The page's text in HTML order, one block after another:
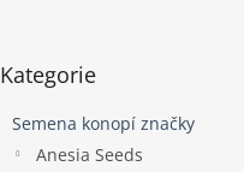
kategorie
Kategorie
Semena konopí značky
Anesia Seeds